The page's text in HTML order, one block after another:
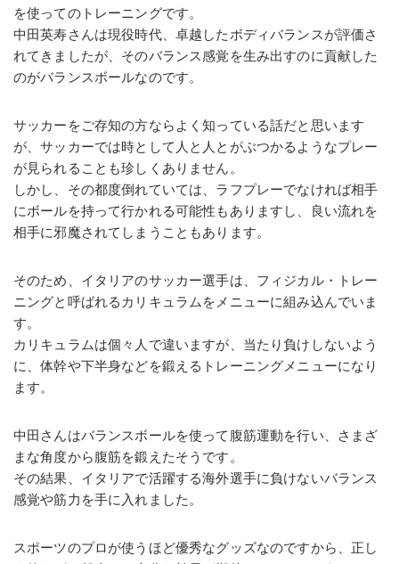
を使ってのトレーニングです。
中田英寿さんは現役時代、卓越したボディバランスが評価さ
れてきましたが、そのバランス感覚を生み出すのに貢献した
のがバランスボールなのです。
サッカーをご存知の方ならよく知っている話だと思います
が、サッカーでは時として人と人とがぶつかるようなプレー
が見られることも珍しくありません。
しかし、その都度倒れていては、ラフプレーでなければ相手
にボールを持って行かれる可能性もありますし、良い流れを
相手に邪魔されてしまうこともあります。
そのため、イタリアのサッカー選手は、フィジカル・トレー
ニングと呼ばれるカリキュラムをメニューに組み込んでいま
す。
カリキュラムは個々人で違いますが、当たり負けしないよう
に、体幹や下半身などを鍛えるトレーニングメニューになり
ます。
中田さんはバランスボールを使って腹筋運動を行い、さまざ
まな角度から腹筋を鍛えたそうです。
その結果、イタリアで活躍する海外選手に負けないバランス
感覚や筋力を手に入れました。
スポーツのプロが使うほど優秀なグッズなのですから、正し